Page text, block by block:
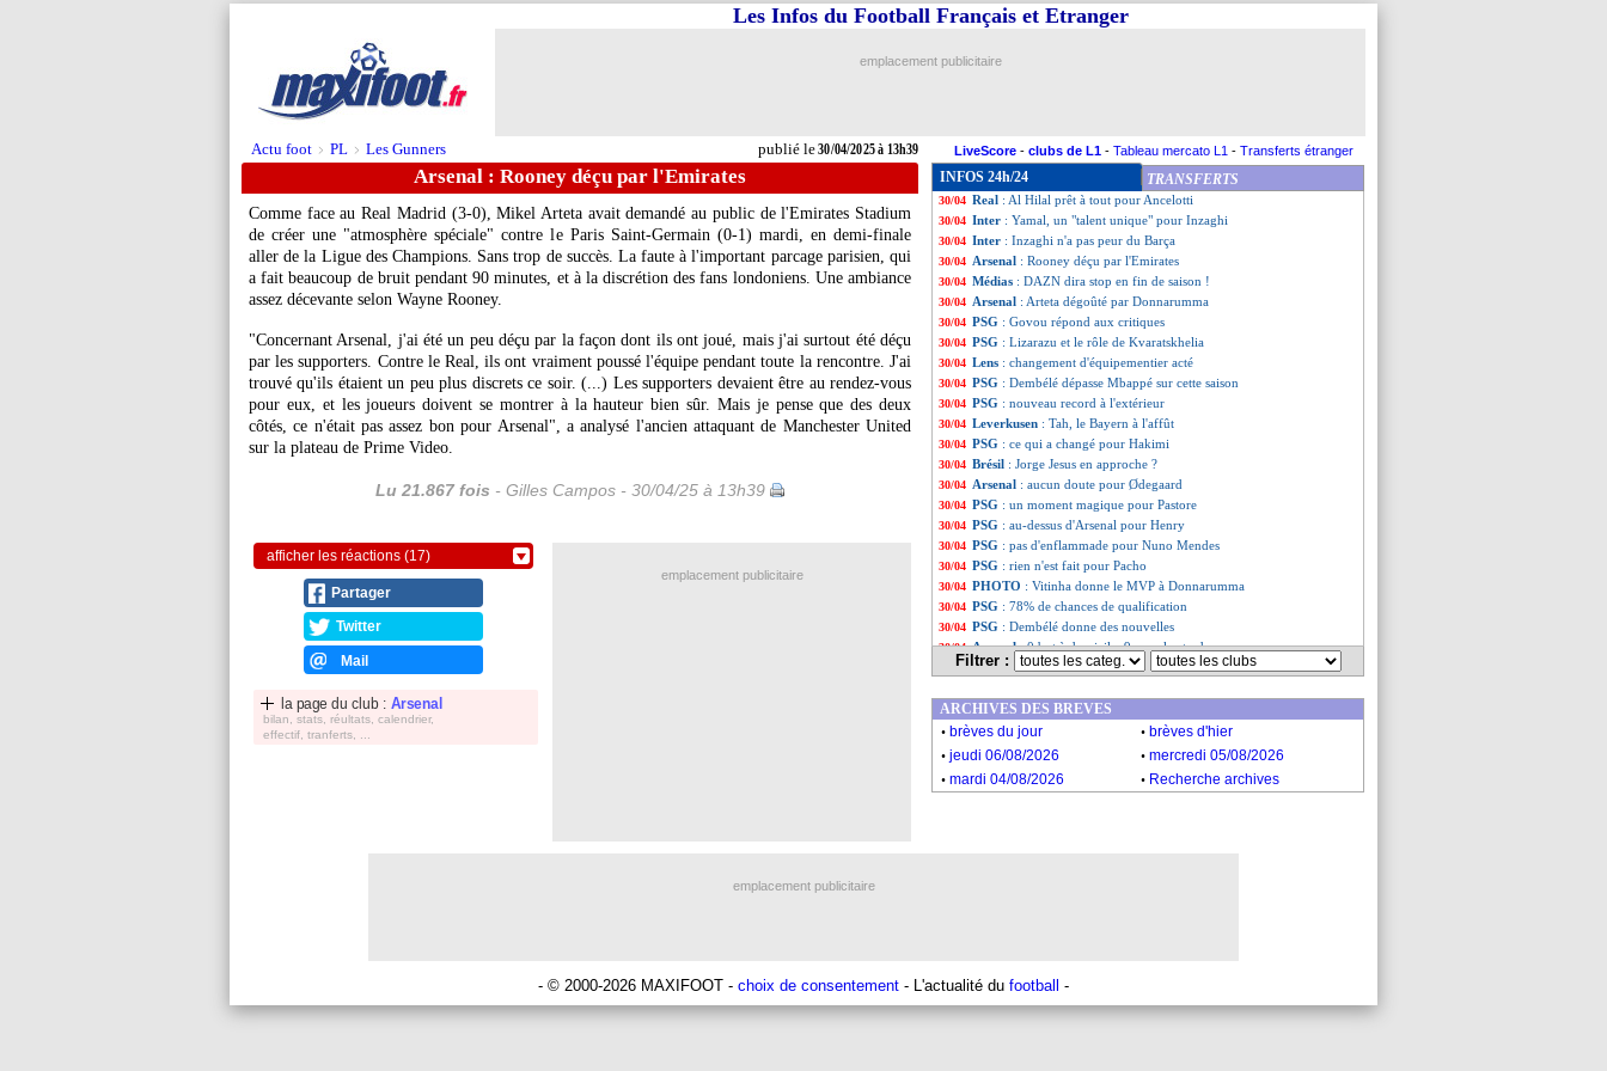
Actu foot > PL > Les Gunners publié le30/04/2025 à 13h39
Les Infos du Football Français et Etranger
emplacement publicitaire
LiveScore - clubs de L1 - Tableau mercato L1 - Transferts étranger
Arsenal : Rooney déçu par l'Emirates
Comme face au Real Madrid (3-0), Mikel Arteta avait demandé au public de l'Emirates Stadium
de créer une "atmosphère spéciale" contre le Paris Saint-Germain (0-1) mardi, en demi-finale
aller de la Ligue des Champions. Sans trop de succès. La faute à l'important parcage parisien, qui
a fait beaucoup de bruit pendant 90 minutes, et à la discrétion des fans londoniens. Une ambiance
assez décevante selon Wayne Rooney.
"Concernant Arsenal, j'ai été un peu déçu par la façon dont ils ont joué, mais j'ai surtout été déçu
par les supporters. Contre le Real, ils ont vraiment poussé l'équipe pendant toute la rencontre. J'ai
trouvé qu'ils étaient un peu plus discrets ce soir. (...) Les supporters devaient être au rendez-vous
pour eux, et les joueurs doivent se montrer à la hauteur bien sûr. Mais je pense que des deux
côtés, ce n'était pas assez bon pour Arsenal", a analysé l'ancien attaquant de Manchester United
sur la plateau de Prime Video.
Lu 21.867 fois - Gilles Campos - 30/04/25 à 13h39
afficher les réactions (17)
Partager
Twitter
Mail
la page du club : Arsenal
bilan, stats, réultats, calendrier,
effectif, tranferts, ...
INFOS 24h/24 TRANSFERTS
30/04 Real: une piste pour Lunin
30/04 Leicester
30/04 Juve: Vlahovic vers un départ
30/04 PSG: Petit a changé d'avis
30/04 Real : Al Hilal prêt à tout pour Ancelotti
30/04 Inter : Yamal, un "talent unique" pour Inzaghi
30/04 Inter : Inzaghi n'a pas peur du Barça
30/04 Arsenal : Rooney déçu par l'Emirates
30/04 Médias : DAZN dira stop en fin de saison !
30/04 Arsenal : Arteta dégoûté par Donnarumma
30/04 PSG : Govou répond aux critiques
30/04 PSG : Lizarazu et le rôle de Kvaratskhelia
30/04 Lens : changement d'équipementier acté
30/04 PSG : Dembélé dépasse Mbappé sur cette saison
30/04 PSG : nouveau record à l'extérieur
30/04 Leverkusen : Tah, le Bayern à l'affût
30/04 PSG : ce qui a changé pour Hakimi
30/04 Brésil : Jorge Jesus en approche ?
30/04 Arsenal : aucun doute pour Ødegaard
30/04 PSG : un moment magique pour Pastore
30/04 PSG : au-dessus d'Arsenal pour Henry
30/04 PSG : pas d'enflammade pour Nuno Mendes
30/04 PSG : rien n'est fait pour Pacho
30/04 PHOTO : Vitinha donne le MVP à Donnarumma
30/04 PSG : 78% de chances de qualification
30/04 PSG : Dembélé donne des nouvelles
30/04 Arsenal: 0 but à domicile, 9 ans plus tard
30/04 Real : Ancelotti aurait refusé le Brésil !
... Liste des brèves du mar. 29 avril 2025
... Liste des brèves du lun. 28 avril 2025
Filtrer :
emplacement publicitaire
ARCHIVES DES BREVES
. brèves du jour . brèves d'hier
. jeudi 06/08/2026 . mercredi 05/08/2026
. mardi 04/08/2026 . Recherche archives
emplacement publicitaire
- © 2000-2026 MAXIFOOT - choix de consentement - L'actualité du football -